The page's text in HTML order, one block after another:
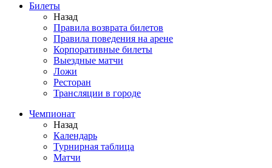
Билеты
Назад
Правила возврата билетов
Правила поведения на арене
Корпоративные билеты
Выездные матчи
Ложи
Ресторан
Трансляции в городе
Чемпионат
Назад
Календарь
Турнирная таблица
Матчи